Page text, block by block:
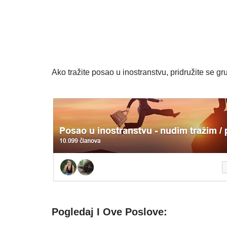
Ako tražite posao u inostranstvu, pridružite se
Pogledaj I Ove Poslove: